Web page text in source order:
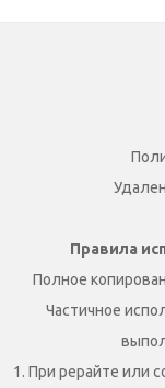
Правила
Полное
Частичное
1. При рерайте или